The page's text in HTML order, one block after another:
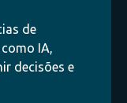
de
IA,
decisões e